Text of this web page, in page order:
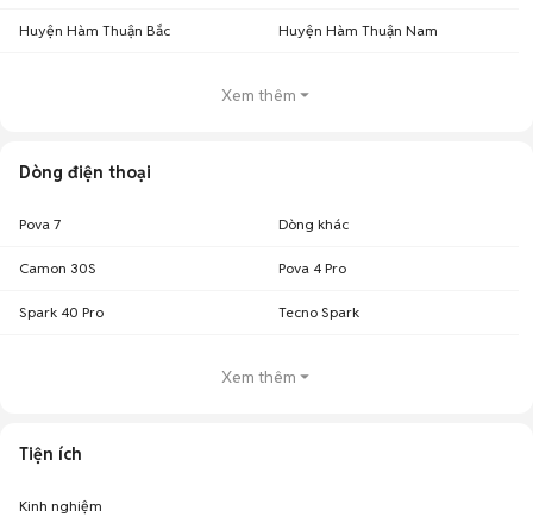
Huyện Hàm Thuận Bắc Huyện Hàm Thuận Nam
Xem thêm
Dòng điện thoại
Pova 7 Dòng khác
Camon 30S Pova 4 Pro
Spark 40 Pro Tecno Spark
Xem thêm
Tiện ích
Kinh nghiệm